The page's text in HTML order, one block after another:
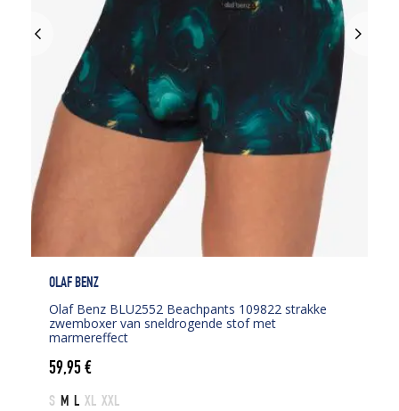
OLAF BENZ
Olaf Benz BLU2552 Beachpants 109822 strakke
zwemboxer van sneldrogende stof met
marmereffect
59,95€
S M L XL XXL